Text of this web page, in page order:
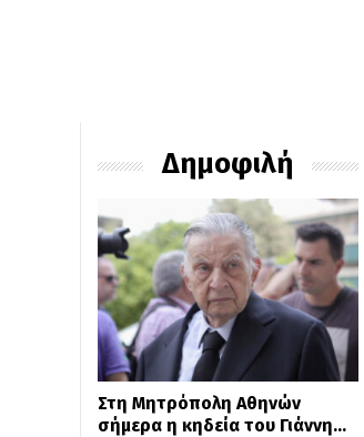
Δημοφιλή
Στη Μητρόπολη Αθηνών
σήμερα η κηδεία του Γιάννη…